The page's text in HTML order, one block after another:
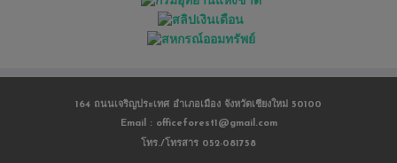
164 ถนนเจริญประเทศ อำเภอเมือง จังหวัดเชียงใหม่ 50100
Email : officeforest1@gmail.com
โทร./โทรสาร 052-081758